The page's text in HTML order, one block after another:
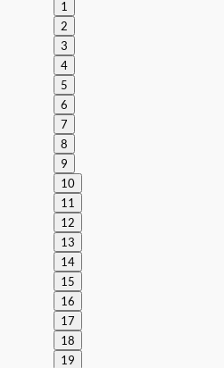
1
2
3
4
5
6
7
8
9
10
11
12
13
14
15
16
17
18
19